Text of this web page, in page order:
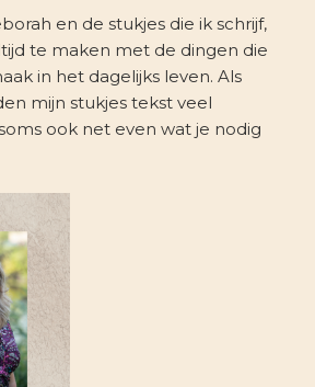
en de stukjes die ik schrijf,
te maken met de dingen die
in het dagelijks leven. Als
mijn stukjes tekst veel
ook net even wat je nodig